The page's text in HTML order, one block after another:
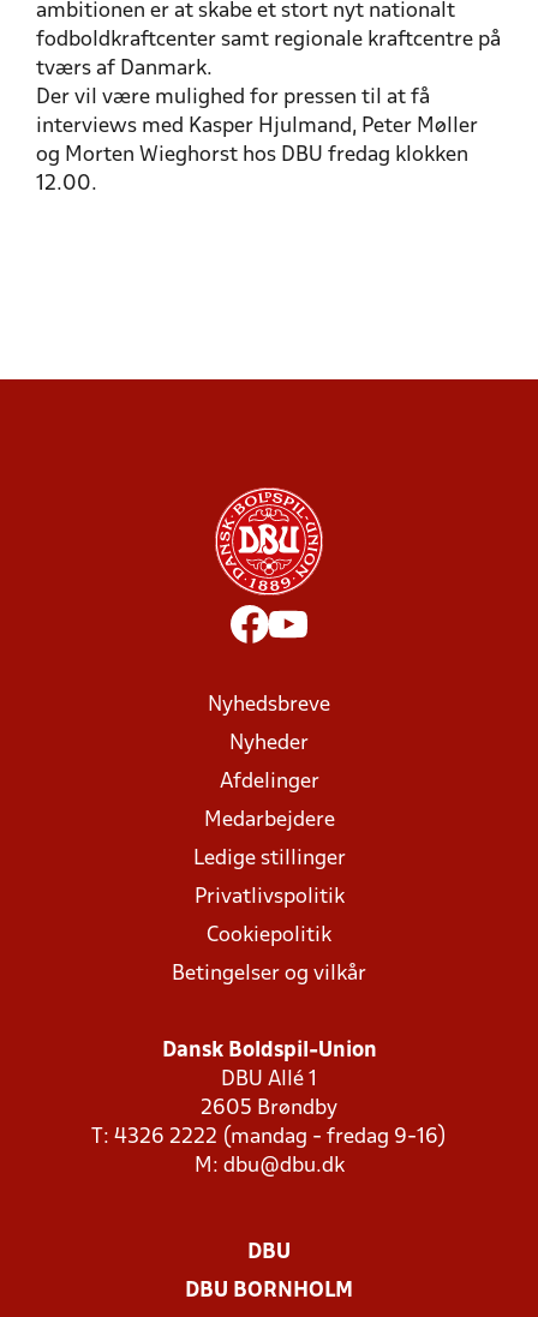
ambitionen er at skabe et stort nyt nationalt
fodboldkraftcenter samt regionale kraftcentre på
tværs af Danmark.
Der vil være mulighed for pressen til at få
interviews med Kasper Hjulmand, Peter Møller
og Morten Wieghorst hos DBU fredag klokken
12.00.
Nyhedsbreve
Nyheder
Afdelinger
Medarbejdere
Ledige stillinger
Privatlivspolitik
Cookiepolitik
Betingelser og vilkår
Dansk Boldspil-Union
DBU Allé 1
2605 Brøndby
T: 4326 2222 (mandag - fredag 9-16)
M: dbu@dbu.dk
DBU
DBU BORNHOLM